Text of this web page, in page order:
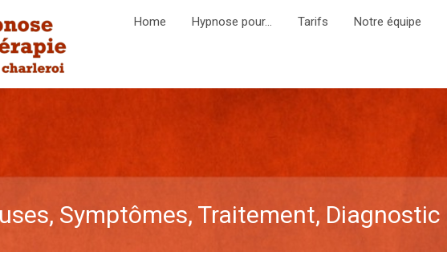
Home Hypnose pour… Tarifs Notre équipe
Symptômes, Traitement, Diagnostic